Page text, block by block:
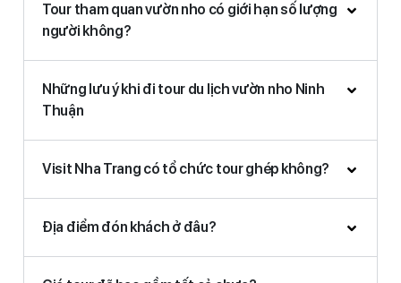
Tour tham quan vườn nho có giới hạn số lượng
người không?
Những lưu ý khi đi tour du lịch vườn nho Ninh
Thuận
Visit Nha Trang có tổ chức tour ghép không?
Địa điểm đón khách ở đâu?